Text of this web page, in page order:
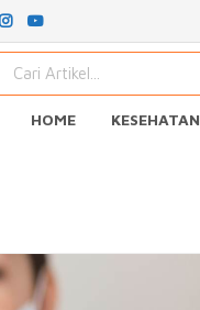
HOME KESEHATAN